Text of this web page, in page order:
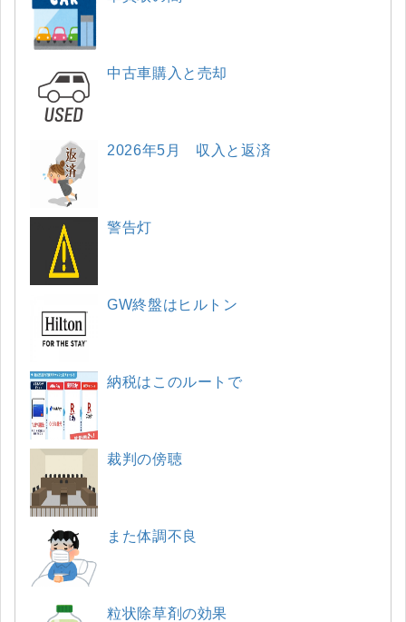
中古車購入と売却
2026年5月 収入と返済
警告灯
GW終盤はヒルトン
納税はこのルートで
裁判の傍聴
また体調不良
粒状除草剤の効果